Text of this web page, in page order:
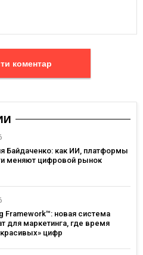
Залишити коментар
Байдаченко: как ИИ, платформы
меняют цифровой рынок
Framework™: новая система
для маркетинга, где время
цифр